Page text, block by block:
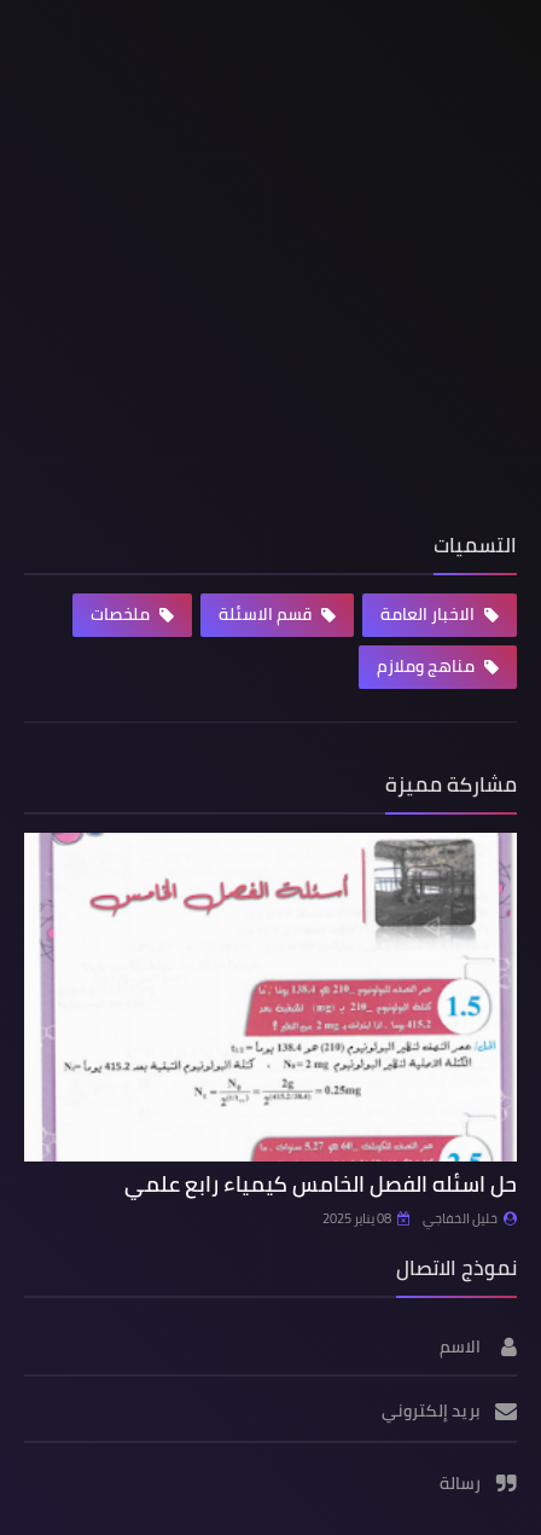
التسميات
الاخبار العامة قسم الاسئلة
ملخصات
مناهج وملازم
مشاركة مميزة
حل اسئله الفصل الخامس كيمياء رابع علمي
خليل الخفاجي 08 يناير 2025
نموذج الاتصال
الاسم
بريد إلكتروني
رسالة